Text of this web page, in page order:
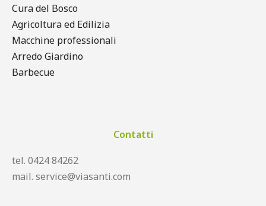
Cura del Bosco
Agricoltura ed Edilizia
Macchine professionali
Arredo Giardino
Barbecue
Contatti
tel. 0424 84262
mail. service@viasanti.com